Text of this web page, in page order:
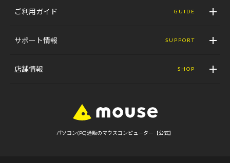
ご利用ガイド GUIDE
サポート情報 SUPPORT
店舗情報 SHOP
パソコン(PC)通販のマウスコンピューター【公式】